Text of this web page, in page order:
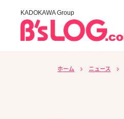
KADOKAWA Group
ホーム ニュース